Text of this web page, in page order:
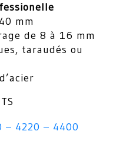
mm
de 8 à 16 mm
taraudés ou
– 4220 – 4400